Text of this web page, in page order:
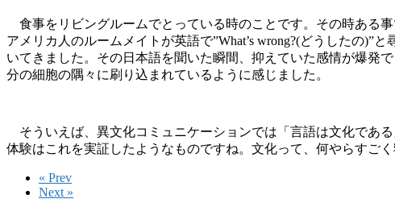
食事をリビングルームでとっている時のことです。その時ある
アメリカ人のルームメイトが英語で”What’s wrong?(どうしたの)”
いてきました。その日本語を聞いた瞬間、抑えていた感情が爆発
分の細胞の隅々に刷り込まれているように感じました。
そういえば、異文化コミュニケーションでは「言語は文化であ
体験はこれを実証したようなものですね。文化って、何やらすご
« Prev
Next »